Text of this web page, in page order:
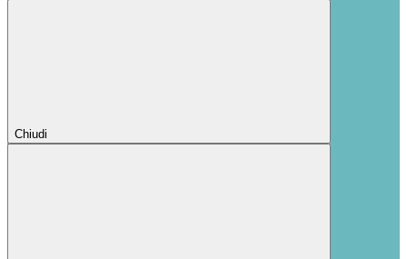
Chiudi